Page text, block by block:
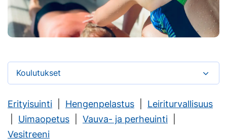
Koulutukset
Erityisuinti Hengenpelastus
Leiriturvallisuus
Uimaopetus Vauva- ja perheuinti
Vesitreeni